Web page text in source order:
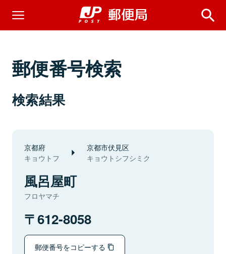
郵便番号検索
検索結果
京都府
キョウトフ
京都市伏見区
キョウトシフシミク
風呂屋町
フロヤマチ
612-8058
郵便番号をコピーする